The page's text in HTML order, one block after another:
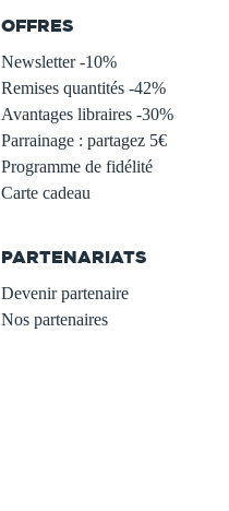
OFFRES
Newsletter -10%
Remises quantités -42%
Avantages libraires -30%
Parrainage : partagez 5€
Programme de fidélité
Carte cadeau
PARTENARIATS
Devenir partenaire
Nos partenaires